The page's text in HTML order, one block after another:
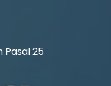
Pasal 25